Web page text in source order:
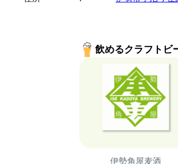
飲めるクラフトビ
伊勢角屋麦酒